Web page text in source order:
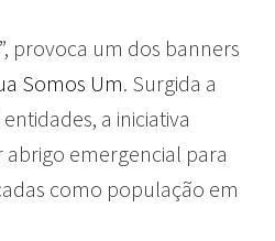
provoca um dos banners
Somos Um. Surgida a
a iniciativa
emergencial para
como população em